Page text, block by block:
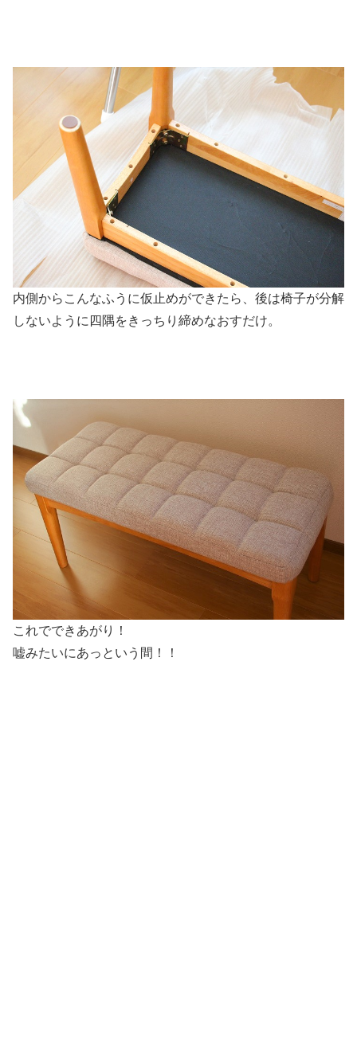
内側からこんなふうに仮止めができたら、後は椅子が分解
しないように四隅をきっちり締めなおすだけ。
これでできあがり！
嘘みたいにあっという間！！